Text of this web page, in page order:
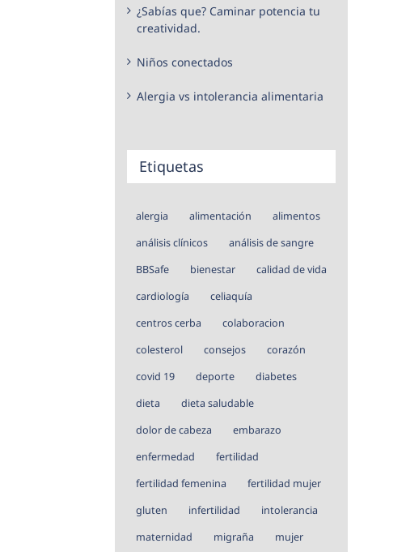
¿Sabías que? Caminar potencia tu
creatividad.
Niños conectados
Alergia vs intolerancia alimentaria
Etiquetas
alergia alimentación
alimentos
análisis clínicos
análisis de sangre
BBSafe
bienestar
calidad de vida
cardiología
celiaquía
centros cerba
colaboracion
colesterol
consejos
corazón
covid 19
deporte
diabetes
dieta
dieta saludable
dolor de cabeza
embarazo
enfermedad
fertilidad
fertilidad femenina
fertilidad mujer
gluten
infertilidad
intolerancia
maternidad
migraña
mujer